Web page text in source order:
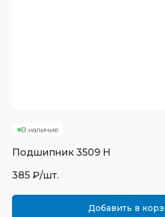
В наличие
Подшипник 3509 Н
385 ₽/шт.
Добавить в